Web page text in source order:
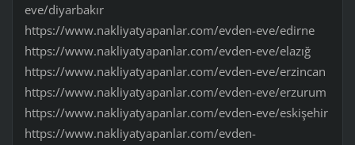
eve/diyarbakır
https://www.nakliyatyapanlar.com/evden-eve/edirne
https://www.nakliyatyapanlar.com/evden-eve/elazığ
https://www.nakliyatyapanlar.com/evden-eve/erzincan
https://www.nakliyatyapanlar.com/evden-eve/erzurum
https://www.nakliyatyapanlar.com/evden-eve/eskişehir
https://www.nakliyatyapanlar.com/evden-